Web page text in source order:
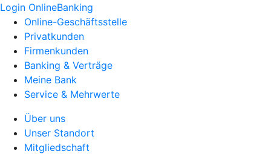
Login OnlineBanking
Online-Geschäftsstelle
Privatkunden
Firmenkunden
Banking & Verträge
Meine Bank
Service & Mehrwerte
Über uns
Unser Standort
Mitgliedschaft